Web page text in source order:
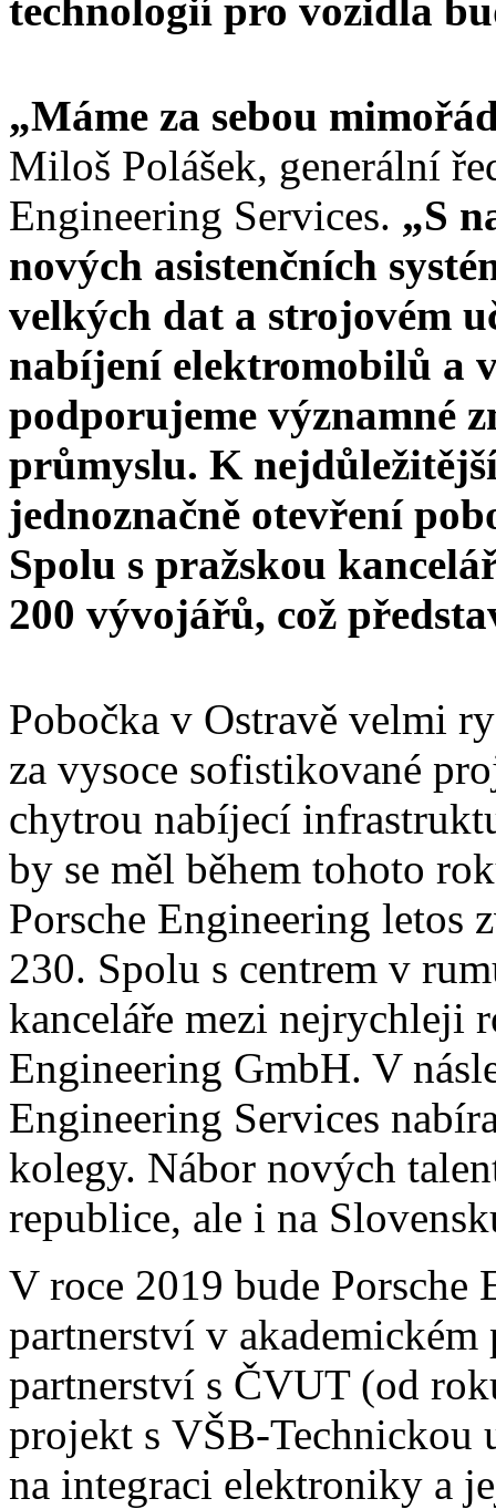
technologií pro vozidla
„Máme za sebou
Miloš Polášek, generální
Engineering Services. „S
nových asistenčních
velkých dat a strojovém
nabíjení elektromobilů a
podporujeme významné
průmyslu. K
jednoznačně otevření
Spolu s pražskou
200 vývojářů, což
Pobočka v Ostravě velmi
za vysoce sofistikované
chytrou nabíjecí
by se měl během tohoto
Porsche Engineering letos
230. Spolu s centrem v
kanceláře mezi nejrychleji
Engineering GmbH. V
Engineering Services
kolegy. Nábor nových
republice, ale i na
V roce 2019 bude Porsche
partnerství v
partnerství s ČVUT (od
projekt s VŠB-Technickou
na integraci elektroniky a